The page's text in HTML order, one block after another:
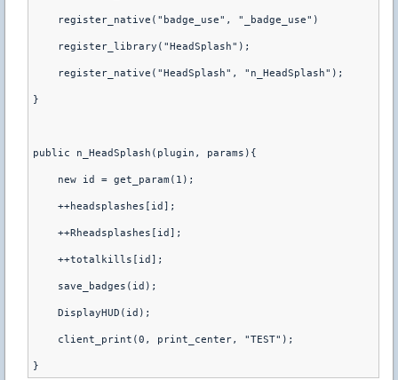
    register_native("badge_use", "_badge_use")
    register_library("HeadSplash");
    register_native("HeadSplash", "n_HeadSplash");
}
public n_HeadSplash(plugin, params){
    new id = get_param(1);
    ++headsplashes[id];
    ++Rheadsplashes[id];
    ++totalkills[id];
    save_badges(id);
    DisplayHUD(id);
    client_print(0, print_center, "TEST");